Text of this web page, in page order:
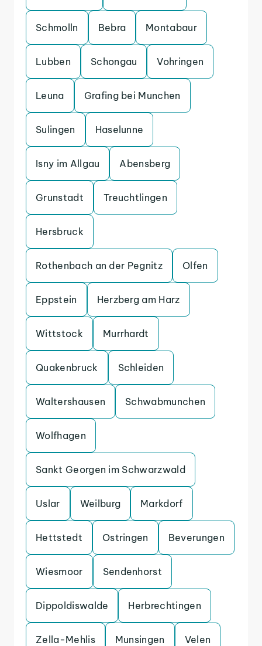
Schmolln Bebra Montabaur
Lubben Schongau Vohringen
Leuna Grafing bei Munchen
Sulingen Haselunne
Isny im Allgau Abensberg
Grunstadt Treuchtlingen
Hersbruck
Rothenbach an der Pegnitz Olfen
Eppstein Herzberg am Harz
Wittstock Murrhardt
Quakenbruck Schleiden
Waltershausen Schwabmunchen
Wolfhagen
Sankt Georgen im Schwarzwald
Uslar Weilburg Markdorf
Hettstedt Ostringen Beverungen
Wiesmoor Sendenhorst
Dippoldiswalde Herbrechtingen
Zella-Mehlis Munsingen Velen